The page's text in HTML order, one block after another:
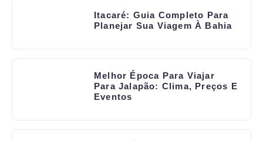
Itacaré: Guia Completo Para
Planejar Sua Viagem À Bahia
Melhor Época Para Viajar
Para Jalapão: Clima, Preços E
Eventos